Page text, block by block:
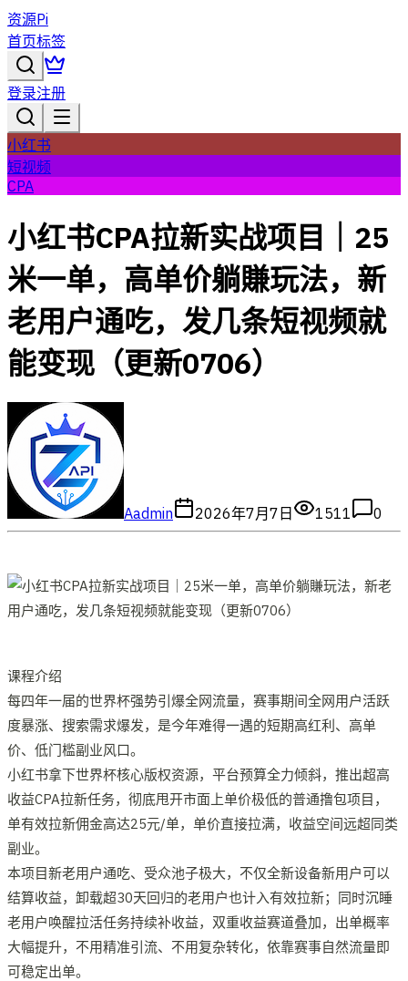
资源Pi
首页标签
登录注册
小红书
短视频
CPA
小红书CPA拉新实战项目｜25
米一单，高单价躺賺玩法，新
老用户通吃，发几条短视频就
能变现（更新0706）
Aadmin 2026年7月7日 1511 0
课程介绍
每四年一届的世界杯强势引爆全网流量，赛事期间全网用户活跃
度暴涨、搜索需求爆发，是今年难得一遇的短期高红利、高单
价、低门槛副业风口。
小红书拿下世界杯核心版权资源，平台预算全力倾斜，推出超高
收益CPA拉新任务，彻底甩开市面上单价极低的普通撸包项目，
单有效拉新佣金高达25元/单，单价直接拉满，收益空间远超同类
副业。
本项目新老用户通吃、受众池子极大，不仅全新设备新用户可以
结算收益，卸载超30天回归的老用户也计入有效拉新；同时沉睡
老用户唤醒拉活任务持续补收益，双重收益赛道叠加，出单概率
大幅提升，不用精准引流、不用复杂转化，依靠赛事自然流量即
可稳定出单。